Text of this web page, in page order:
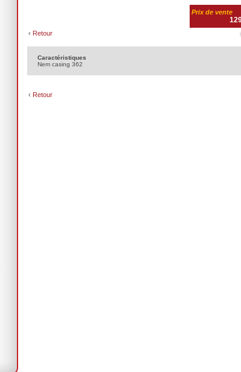
Prix de vente
‹ Retour
Caractéristiques
Nem casing 362
‹ Retour